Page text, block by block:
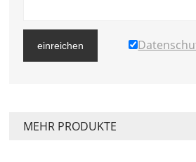
einreichen
MEHR PRODUKTE